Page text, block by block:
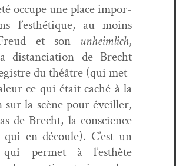
occupe une place impor­
l’esthétique, au moins
et son unheim­lich,
dis­tan­ci­a­tion de Brecht
du théâtre (qui met­
ce qui était caché à la
la scène pour éveiller,
de Brecht, la con­science
en découle). C’est un
qui per­met à l’esthète